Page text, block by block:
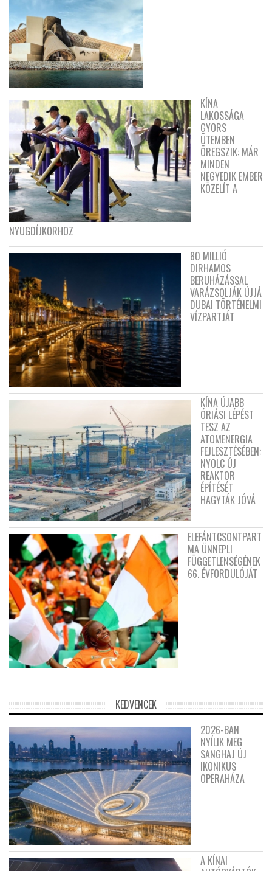
KÍNA
LAKOSSÁGA
GYORS
ÜTEMBEN
ÖREGSZIK: MÁR
MINDEN
NEGYEDIK EMBER
KÖZELÍT A
NYUGDÍJKORHOZ
80 MILLIÓ
DIRHAMOS
BERUHÁZÁSSAL
VARÁZSOLJÁK ÚJJÁ
DUBAI TÖRTÉNELMI
VÍZPARTJÁT
KÍNA ÚJABB
ÓRIÁSI LÉPÉST
TESZ AZ
ATOMENERGIA
FEJLESZTÉSÉBEN:
NYOLC ÚJ
REAKTOR
ÉPÍTÉSÉT
HAGYTÁK JÓVÁ
ELEFÁNTCSONTPART
MA ÜNNEPLI
FÜGGETLENSÉGÉNEK
66. ÉVFORDULÓJÁT
KEDVENCEK
2026-BAN
NYÍLIK MEG
SANGHAJ ÚJ
IKONIKUS
OPERAHÁZA
A KÍNAI